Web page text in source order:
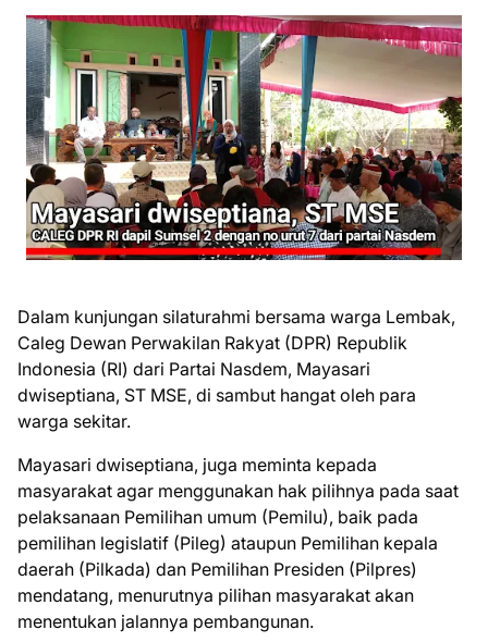
Dalam kunjungan silaturahmi bersama warga Lembak,
Caleg Dewan Perwakilan Rakyat (DPR) Republik
Indonesia (RI) dari Partai Nasdem, Mayasari
dwiseptiana, ST MSE, di sambut hangat oleh para
warga sekitar.
Mayasari dwiseptiana, juga meminta kepada
masyarakat agar menggunakan hak pilihnya pada saat
pelaksanaan Pemilihan umum (Pemilu), baik pada
pemilihan legislatif (Pileg) ataupun Pemilihan kepala
daerah (Pilkada) dan Pemilihan Presiden (Pilpres)
mendatang, menurutnya pilihan masyarakat akan
menentukan jalannya pembangunan.